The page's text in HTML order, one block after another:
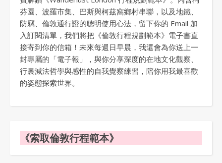
芬園、波羅市集、巴斯與柯茲窩鄉村串聯，以及地鐵、
防竊、倫敦通行證的聰明使用心法，留下你的 Email 加
入訂閱清單，我們將把《倫敦行程規劃範本》電子書直
接寄到你的信箱！未來每週日早晨，我還會為你送上一
封專屬的「電子報」，與你分享深度的在地文化觀察、
行囊減法哲學與感性的自我覺察練習，陪你用我最喜歡
的姿態探索世界。
《索取倫敦行程範本》